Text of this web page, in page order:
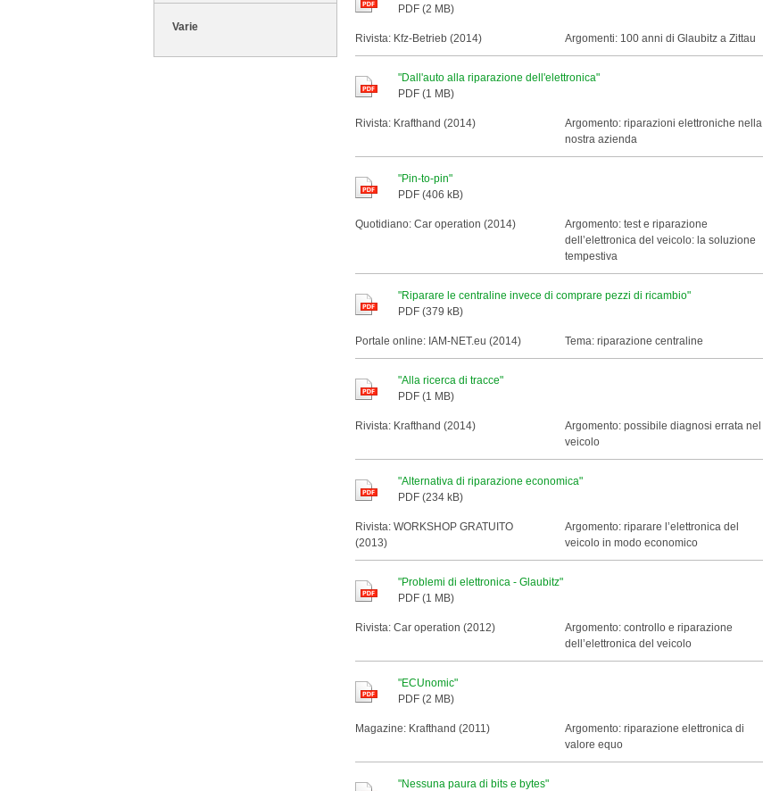
Varie
PDF (2 MB)
Rivista: Kfz-Betrieb (2014) Argomenti: 100 anni di Glaubitz a Zittau
"Dall'auto alla riparazione dell'elettronica"
PDF (1 MB)
Rivista: Krafthand (2014)
Argomento: riparazioni elettroniche nella
nostra azienda
"Pin-to-pin"
PDF (406 kB)
Quotidiano: Car operation (2014)
Argomento: test e riparazione
dell’elettronica del veicolo: la soluzione
tempestiva
"Riparare le centraline invece di comprare pezzi di ricambio"
PDF (379 kB)
Portale online: IAM-NET.eu (2014) Tema: riparazione centraline
"Alla ricerca di tracce"
PDF (1 MB)
Rivista: Krafthand (2014)
Argomento: possibile diagnosi errata nel
veicolo
"Alternativa di riparazione economica"
PDF (234 kB)
Rivista: WORKSHOP GRATUITO
(2013)
Argomento: riparare l’elettronica del
veicolo in modo economico
"Problemi di elettronica - Glaubitz"
PDF (1 MB)
Rivista: Car operation (2012)
Argomento: controllo e riparazione
dell’elettronica del veicolo
"ECUnomic"
PDF (2 MB)
Magazine: Krafthand (2011)
Argomento: riparazione elettronica di
valore equo
"Nessuna paura di bits e bytes"